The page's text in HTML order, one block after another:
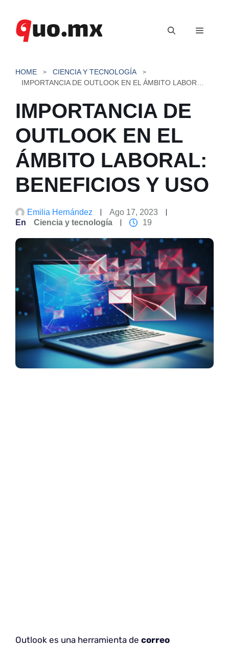
contenido
Menú
HOME
CIENCIA Y TECNOLOGÍA
IMPORTANCIA DE
OUTLOOK EN EL
ÁMBITO LABORAL:
BENEFICIOS Y USO
Emilia Hernández
Ago 17, 2023
En
Ciencia y tecnología 19
Outlook es una herramienta de correo